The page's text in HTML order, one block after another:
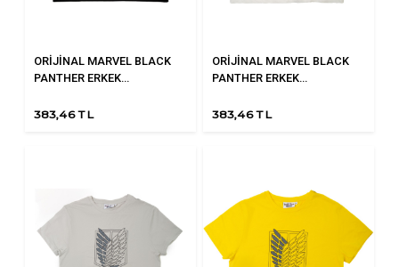
ORİJİNAL MARVEL BLACK
PANTHER ERKEK...
383,46 TL
ORİJİNAL MARVEL BLACK
PANTHER ERKEK...
383,46 TL